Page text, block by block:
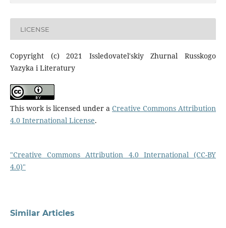
LICENSE
Copyright (c) 2021 Issledovatel'skiy Zhurnal Russkogo
Yazyka i Literatury
This work is licensed under aCreative Commons Attribution
4.0 International License.
"Creative Commons Attribution 4.0 International (CC-BY
4.0)"
Similar Articles